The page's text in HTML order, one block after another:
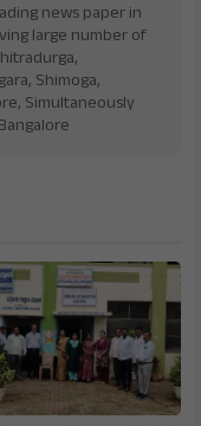
news paper in
large number of
Shimoga,
Simultaneously